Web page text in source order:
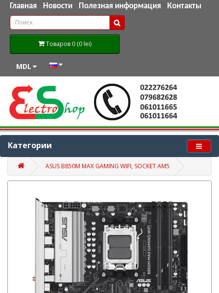
Главная Новости Полезная информация Контакты
Товаров 0 (0 lei)
MDL
Категории
ASUS B850M MAX GAMING WIFI, SOCKET AM5